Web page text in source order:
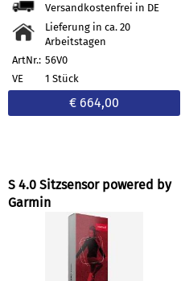
Versandkostenfrei in DE
Lieferung in ca. 20
Arbeitstagen
ArtNr.: 56V0
VE
1 Stück
€ 664,00
S 4.0 Sitzsensor powered by
Garmin